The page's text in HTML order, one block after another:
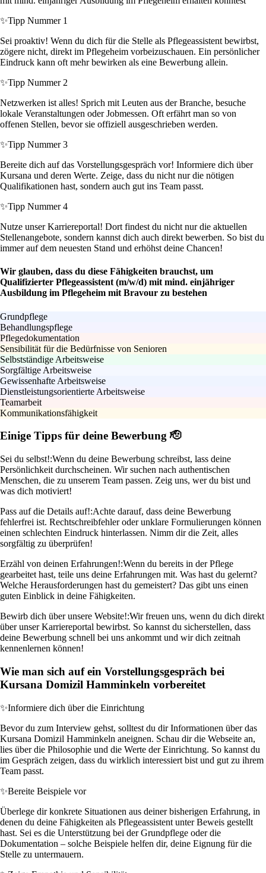
✨Tipp Nummer 1
Sei proaktiv! Wenn du dich für die Stelle als Pflegeassistent bewirbst,
zögere nicht, direkt im Pflegeheim vorbeizuschauen. Ein persönlicher
Eindruck kann oft mehr bewirken als eine Bewerbung allein.
✨Tipp Nummer 2
Netzwerken ist alles! Sprich mit Leuten aus der Branche, besuche
lokale Veranstaltungen oder Jobmessen. Oft erfährt man so von
offenen Stellen, bevor sie offiziell ausgeschrieben werden.
✨Tipp Nummer 3
Bereite dich auf das Vorstellungsgespräch vor! Informiere dich über
Kursana und deren Werte. Zeige, dass du nicht nur die nötigen
Qualifikationen hast, sondern auch gut ins Team passt.
✨Tipp Nummer 4
Nutze unser Karriereportal! Dort findest du nicht nur die aktuellen
Stellenangebote, sondern kannst dich auch direkt bewerben. So bist du
immer auf dem neuesten Stand und erhöhst deine Chancen!
Wir glauben, dass du diese Fähigkeiten brauchst, um
Qualifizierter Pflegeassistent (m/w/d) mit mind. einjähriger
Ausbildung im Pflegeheim mit Bravour zu bestehen
Grundpflege
Behandlungspflege
Pflegedokumentation
Sensibilität für die Bedürfnisse von Senioren
Selbstständige Arbeitsweise
Sorgfältige Arbeitsweise
Gewissenhafte Arbeitsweise
Dienstleistungsorientierte Arbeitsweise
Teamarbeit
Kommunikationsfähigkeit
Einige Tipps für deine Bewerbung 🫡
Sei du selbst!:Wenn du deine Bewerbung schreibst, lass deine
Persönlichkeit durchscheinen. Wir suchen nach authentischen
Menschen, die zu unserem Team passen. Zeig uns, wer du bist und
was dich motiviert!
Pass auf die Details auf!:Achte darauf, dass deine Bewerbung
fehlerfrei ist. Rechtschreibfehler oder unklare Formulierungen können
einen schlechten Eindruck hinterlassen. Nimm dir die Zeit, alles
sorgfältig zu überprüfen!
Erzähl von deinen Erfahrungen!:Wenn du bereits in der Pflege
gearbeitet hast, teile uns deine Erfahrungen mit. Was hast du gelernt?
Welche Herausforderungen hast du gemeistert? Das gibt uns einen
guten Einblick in deine Fähigkeiten.
Bewirb dich über unsere Website!:Wir freuen uns, wenn du dich direkt
über unser Karriereportal bewirbst. So kannst du sicherstellen, dass
deine Bewerbung schnell bei uns ankommt und wir dich zeitnah
kennenlernen können!
Wie man sich auf ein Vorstellungsgespräch bei
Kursana Domizil Hamminkeln vorbereitet
✨Informiere dich über die Einrichtung
Bevor du zum Interview gehst, solltest du dir Informationen über das
Kursana Domizil Hamminkeln aneignen. Schau dir die Webseite an,
lies über die Philosophie und die Werte der Einrichtung. So kannst du
im Gespräch zeigen, dass du wirklich interessiert bist und gut zu ihrem
Team passt.
✨Bereite Beispiele vor
Überlege dir konkrete Situationen aus deiner bisherigen Erfahrung, in
denen du deine Fähigkeiten als Pflegeassistent unter Beweis gestellt
hast. Sei es die Unterstützung bei der Grundpflege oder die
Dokumentation – solche Beispiele helfen dir, deine Eignung für die
Stelle zu untermauern.